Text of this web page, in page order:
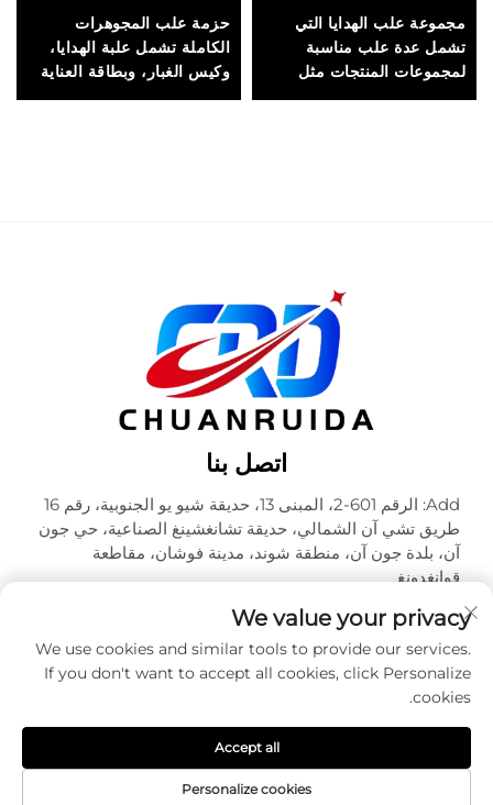
مجموعة علب الهدايا التي
تشمل عدة علب مناسبة
لمجموعات المنتجات مثل
مستحضرات التجميل أو
حزمة علب المجوهرات
الكاملة تشمل علبة الهدايا،
وكيس الغبار، وبطاقة العناية
لتوفير تجربة افتتاح فاخرة
اتصل بنا
Add: الرقم 601-2، المبنى 13، حديقة شيو يو الجنوبية، رقم 16
طريق تشي آن الشمالي، حديقة تشانغشينغ الصناعية، حي جون
آن، بلدة جون آن، منطقة شوند، مدينة فوشان، مقاطعة
قوانغدونغ
هاتف:+86-18320933590
البريد الإلكتروني: [email protected]
المحدودة. جميع الحقوق محفوظة -
We value your privacy
We use cookies and similar tools to provide our services.
If you don't want to accept all cookies, click Personalize
cookies.
Personalize cookies
Accept all